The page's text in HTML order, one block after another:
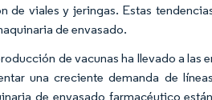
de viales y jeringas. Estas
de envasado.
de vacunas ha llevado a las
una creciente demanda de
de envasado farmacéutico